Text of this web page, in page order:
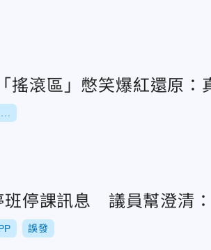
滾區」憋笑爆紅還原：
班停課訊息 議員幫澄清
誤發